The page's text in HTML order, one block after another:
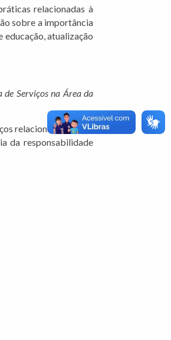
relacionadas à
sobre a importância
educação, atualização
Serviços na Área da
relacionados à área
da responsabilidade